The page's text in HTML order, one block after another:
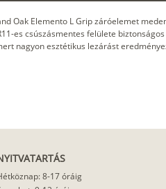
Oak Elemento L Grip záróelemet
es csúszásmentes felülete
nagyon esztétikus lezárást
8-17 óráig